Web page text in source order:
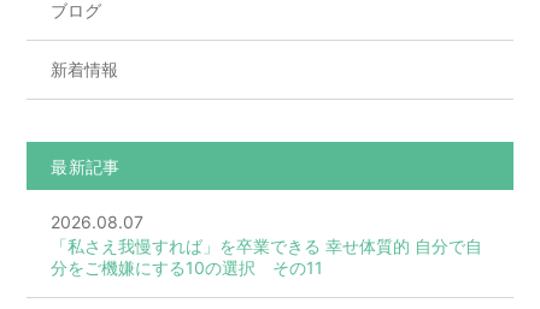
ブログ
新着情報
最新記事
2026.08.07
「私さえ我慢すれば」を卒業できる 幸せ体質的 自分で自
分をご機嫌にする10の選択 その11